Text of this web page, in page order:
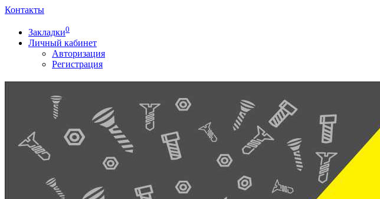
Контакты
Закладки0
Личный кабинет
Авторизация
Регистрация